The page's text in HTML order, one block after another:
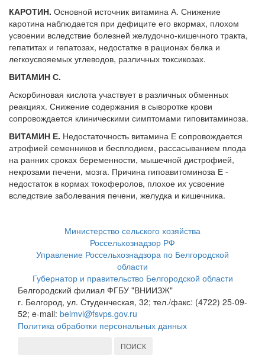
КАРОТИН. Основной источник витамина А. Снижение
каротина наблюдается при дефиците его вкормах, плохом
усвоении вследствие болезней желудочно-кишечного тракта,
гепатитах и гепатозах, недостатке в рационах белка и
легкоусвояемых углеводов, различных токсикозах.
ВИТАМИН С.
Аскорбиновая кислота участвует в различных обменных
реакциях. Снижение содержания в сыворотке крови
сопровождается клиническими симптомами гиповитаминоза.
ВИТАМИН Е. Недостаточность витамина Е сопровождается
атрофией семенников и бесплодием, рассасыванием плода
на ранних сроках беременности, мышечной дистрофией,
некрозами печени, мозга. Причина гипоавитоминоза Е -
недостаток в кормах токоферолов, плохое их усвоение
вследствие заболевания печени, желудка и кишечника.
Министерство сельского хозяйства
Россельхознадзор РФ
Управление Россельхознадзора по Белгородской
области
Губернатор и правительство Белгородской области
Белгородский филиал ФГБУ "ВНИИЗЖ"
г. Белгород, ул. Студенческая, 32; тел./факс: (4722) 25-09-
52; e-mail: belmvl@fsvps.gov.ru
Политика обработки персональных данных